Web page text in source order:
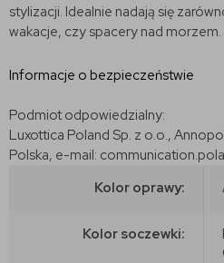
stylizacji. Idealnie nadają się
wakacje, czy spacery nad morzem.
Informacje o bezpieczeństwie
Podmiot odpowiedzialny:
Luxottica Poland Sp. z o.o.,
Polska, e-mail:
Kolor oprawy:
Kolor soczewki: